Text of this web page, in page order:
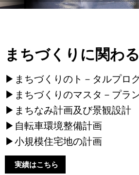
まちづくりに関わ
▶まちづくりのト－タルプロ
▶まちづくりのマスタ－プラ
▶まちなみ計画及び景観設計
▶自転車環境整備計画
▶小規模住宅地の計画
実績はこちら